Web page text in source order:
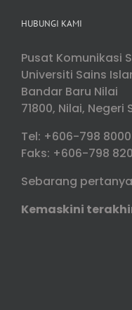
HUBUNGI KAMI
Pusat Komunikasi
Universiti Sains
Bandar Baru Nilai
71800, Nilai,
Tel: +606-798 8000
Faks: +606-798
Sebarang
Kemaskini